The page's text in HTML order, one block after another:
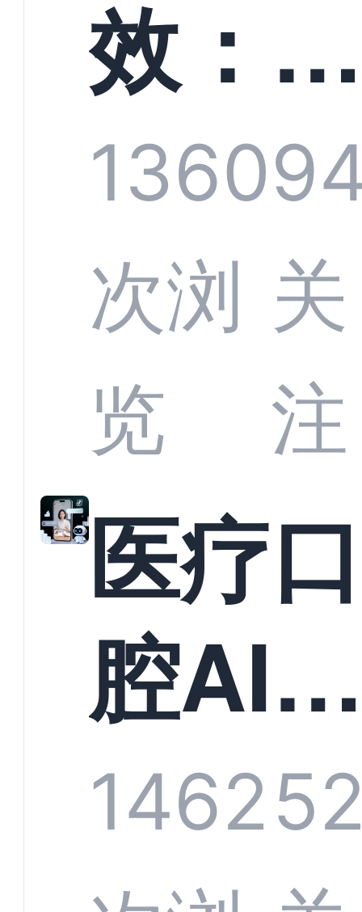
技何以
定义行
业标
准？
效：螳
螂科技
CRM
何助力
教育机
构实现
规模化
增长与
1360
次浏
览
关
注
医疗口
腔AI
服系统
1462